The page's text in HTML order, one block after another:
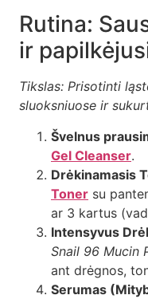
Rutina:
ir
Tikslas: Prisotinti
sluoksniuose ir
Švelnus
Gel Cleanser.
Drėkinamasis
Toner su
ar 3 kartus
Intensyvus
Snail 96 Mucin
ant drėgnos,
Serumas